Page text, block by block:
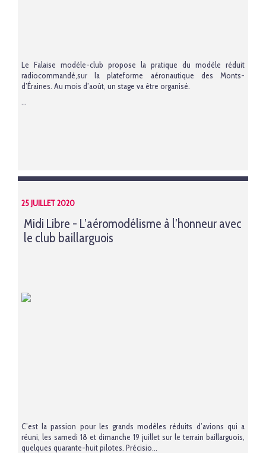
Le Falaise modèle-club propose la pratique du modèle réduit
radiocommandé,sur la plateforme aéronautique des Monts-
d’Éraines. Au mois d’août, un stage va être organisé.
...
25 JUILLET 2020
Midi Libre - L’aéromodélisme à l’honneur avec
le club baillarguois
C’est la passion pour les grands modèles réduits d’avions qui a
réuni, les samedi 18 et dimanche 19 juillet sur le terrain baillarguois,
quelques quarante-huit pilotes. Précisio...